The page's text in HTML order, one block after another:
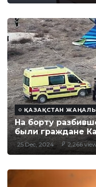
ҚАЗАҚСТАН
На борту
были граждане
25 Dec, 2024 2,266